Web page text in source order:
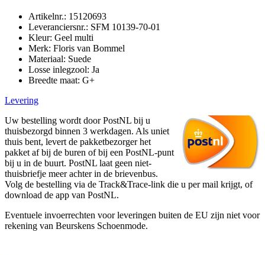
Artikelnr.: 15120693
Leveranciersnr.: SFM 10139-70-01
Kleur: Geel multi
Merk: Floris van Bommel
Materiaal: Suede
Losse inlegzool: Ja
Breedte maat: G+
Levering
Uw bestelling wordt door PostNL bij u
thuisbezorgd binnen 3 werkdagen. Als uniet
thuis bent, levert de pakketbezorger het
pakket af bij de buren of bij een PostNL-punt
bij u in de buurt. PostNL laat geen niet-
thuisbriefje meer achter in de brievenbus.
Volg de bestelling via de Track&Trace-link die u per mail krijgt, of
download de app van PostNL.
Eventuele invoerrechten voor leveringen buiten de EU zijn niet voor
rekening van Beurskens Schoenmode.